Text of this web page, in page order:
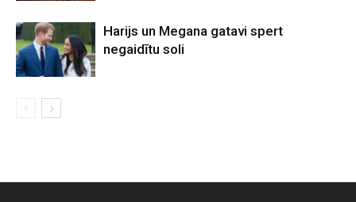
Harijs un Megana gatavi spert
negaidītu soli